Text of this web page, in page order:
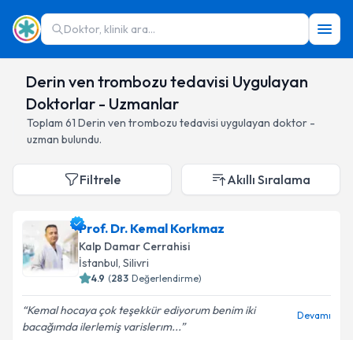
Doktor, klinik ara...
Derin ven trombozu tedavisi Uygulayan
Doktorlar - Uzmanlar
Toplam 61 Derin ven trombozu tedavisi uygulayan doktor -
uzman bulundu.
Filtrele Akıllı Sıralama
Prof. Dr. Kemal Korkmaz
Kalp Damar Cerrahisi
İstanbul, Silivri
4.9 (283 Değerlendirme)
Kemal hocaya çok teşekkür ediyorum benim iki
bacağımda ilerlemiş varislerım...
Devamı